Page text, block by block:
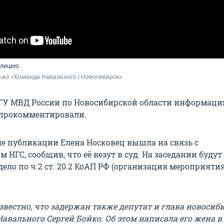
«Команда Навального | Новосибирск»
МВД России по Новосибирской области
публикации Елена Носковец вышла на связь с
НГС, сообщив, что её везут в суд. На заседании будут
по ч.2 ст. 20.2 КоАП РФ (организация
что задержан также депутат и глава
Сергей Бойко. Об этом написала его жена в